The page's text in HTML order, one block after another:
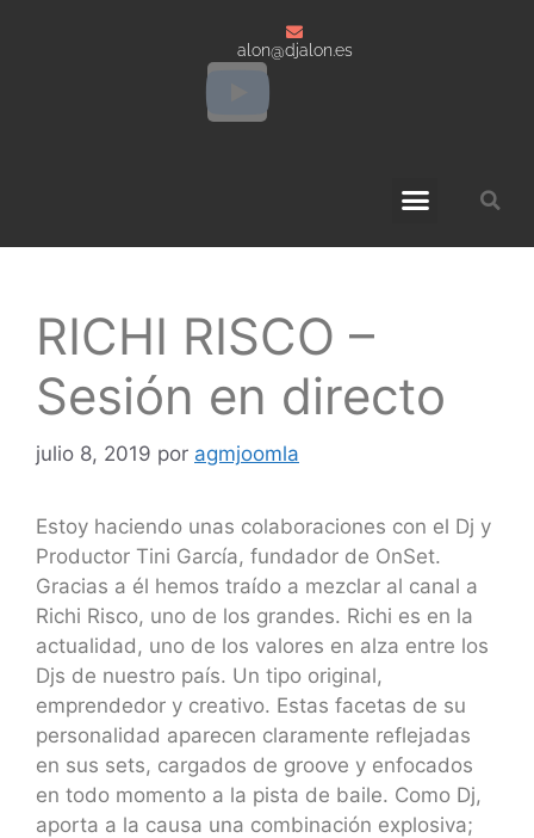
alon@djalon.es
RICHI RISCO –
Sesión en directo
julio 8, 2019 por agmjoomla
Estoy haciendo unas colaboraciones con el Dj y
Productor Tini García, fundador de OnSet.
Gracias a él hemos traído a mezclar al canal a
Richi Risco, uno de los grandes. Richi es en la
actualidad, uno de los valores en alza entre los
Djs de nuestro país. Un tipo original,
emprendedor y creativo. Estas facetas de su
personalidad aparecen claramente reflejadas
en sus sets, cargados de groove y enfocados
en todo momento a la pista de baile. Como Dj,
aporta a la causa una combinación explosiva;